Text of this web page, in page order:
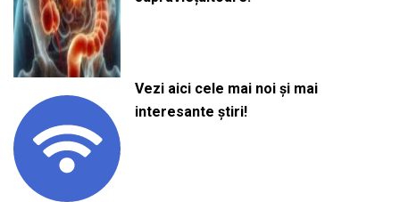
Vezi aici cele mai noi și mai
interesante știri!